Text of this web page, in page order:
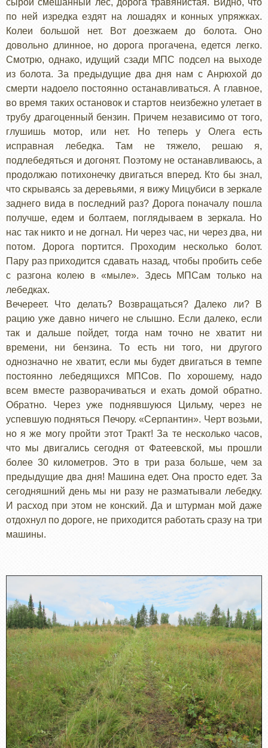
по ней изредка ездят на лошадях и конных упряжках.
Колеи большой нет. Вот доезжаем до болота. Оно
довольно длинное, но дорога прогачена, едется легко.
Смотрю, однако, идущий сзади МПС подсел на выходе
из болота. За предыдущие два дня нам с Анрюхой до
смерти надоело постоянно останавливаться. А главное,
во время таких остановок и стартов неизбежно улетает в
трубу драгоценный бензин. Причем независимо от того,
глушишь мотор, или нет. Но теперь у Олега есть
исправная лебедка. Там не тяжело, решаю я,
подлебедяться и догонят. Поэтому не останавливаюсь, а
продолжаю потихонечку двигаться вперед. Кто бы знал,
что скрываясь за деревьями, я вижу Мицубиси в зеркале
заднего вида в последний раз? Дорога поначалу пошла
получше, едем и болтаем, поглядываем в зеркала. Но
нас так никто и не догнал. Ни через час, ни через два, ни
потом. Дорога портится. Проходим несколько болот.
Пару раз приходится сдавать назад, чтобы пробить себе
с разгона колею в «мыле». Здесь МПСам только на
лебедках.
Вечереет. Что делать? Возвращаться? Далеко ли? В
рацию уже давно ничего не слышно. Если далеко, если
так и дальше пойдет, тогда нам точно не хватит ни
времени, ни бензина. То есть ни того, ни другого
однозначно не хватит, если мы будет двигаться в темпе
постоянно лебедящихся МПСов. По хорошему, надо
всем вместе разворачиваться и ехать домой обратно.
Обратно. Через уже поднявшуюся Цильму, через не
успевшую подняться Печору. «Серпантин». Черт возьми,
но я же могу пройти этот Тракт! За те несколько часов,
что мы двигались сегодня от Фатеевской, мы прошли
более 30 километров. Это в три раза больше, чем за
предыдущие два дня! Машина едет. Она просто едет. За
сегодняшний день мы ни разу не разматывали лебедку.
И расход при этом не конский. Да и штурман мой даже
отдохнул по дороге, не приходится работать сразу на три
машины.